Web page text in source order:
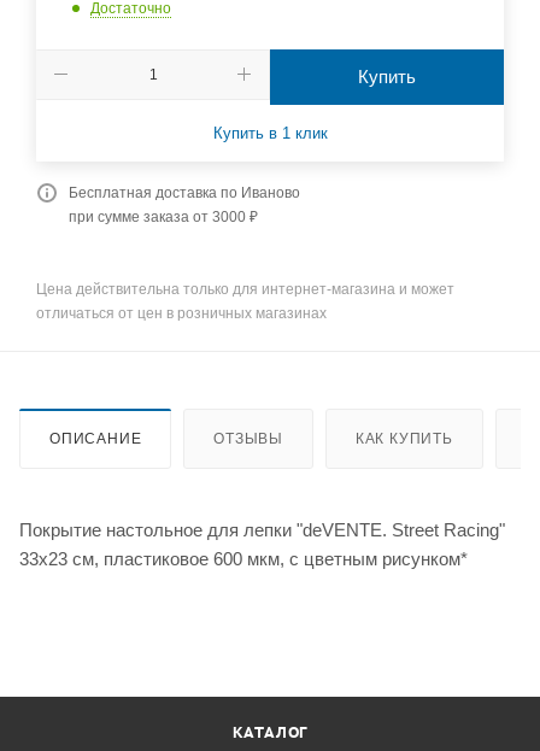
Достаточно
Купить
Купить в 1 клик
Бесплатная доставка по Иваново
при сумме заказа от 3000 ₽
Цена действительна только для интернет-магазина и может
отличаться от цен в розничных магазинах
ОПИСАНИЕ ОТЗЫВЫ КАК КУПИТЬ
Покрытие настольное для лепки "deVENTE. Street Racing"
33x23 см, пластиковое 600 мкм, с цветным рисунком*
КАТАЛОГ